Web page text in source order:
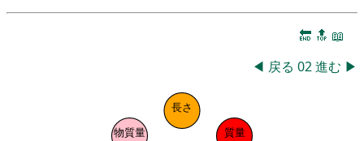
🔚 🔝 📖
◀ 戻る 02進む ▶
長さ
質量
物質量